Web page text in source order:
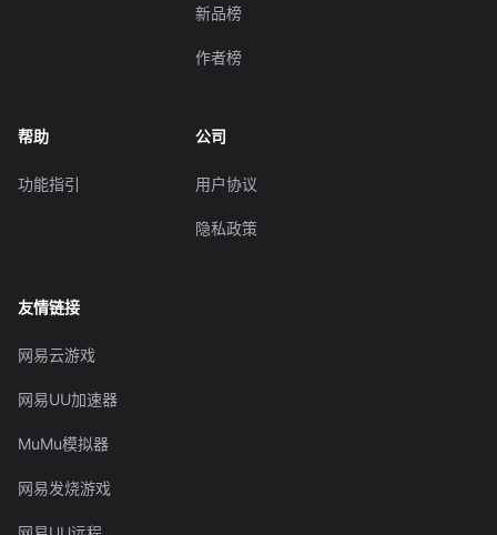
新品榜
作者榜
帮助
功能指引
公司
用户协议
隐私政策
友情链接
网易云游戏
网易UU加速器
MuMu模拟器
网易发烧游戏